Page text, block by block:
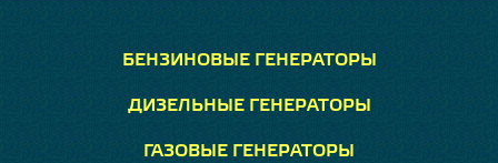
БЕНЗИНОВЫЕ ГЕНЕРАТОРЫ
ДИЗЕЛЬНЫЕ ГЕНЕРАТОРЫ
ГАЗОВЫЕ ГЕНЕРАТОРЫ